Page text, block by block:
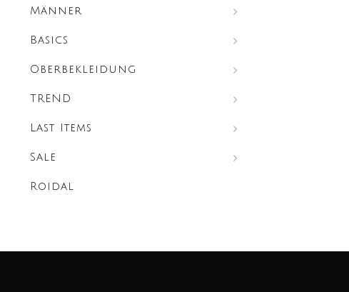
Männer
Basics
Oberbekleidung
TREND
Last Items
Sale
Roidal